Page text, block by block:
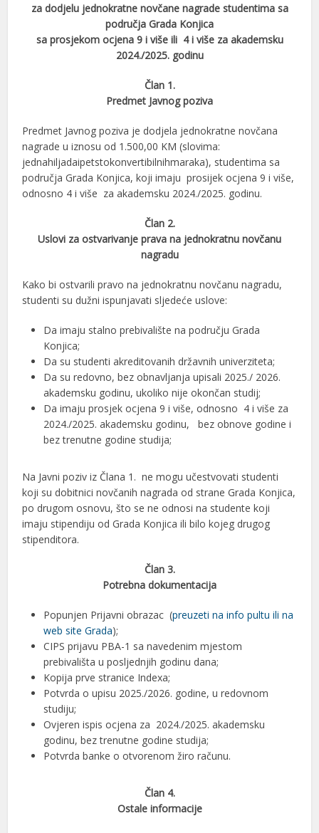
za dodjelu jednokratne novčane nagrade studentima sa
područja Grada Konjica
sa prosjekom ocjena 9 i više ili 4 i više za akademsku
2024./2025. godinu
Član 1.
Predmet Javnog poziva
Predmet Javnog poziva je dodjela jednokratne novčana
nagrade u iznosu od 1.500,00 KM (slovima:
jednahiljadaipetstokonvertibilnihmaraka), studentima sa
područja Grada Konjica, koji imaju prosijek ocjena 9 i više,
odnosno 4 i više za akademsku 2024./2025. godinu.
Član 2.
Uslovi za ostvarivanje prava na jednokratnu novčanu
nagradu
Kako bi ostvarili pravo na jednokratnu novčanu nagradu,
studenti su dužni ispunjavati sljedeće uslove:
Da imaju stalno prebivalište na području Grada
Konjica;
Da su studenti akreditovanih državnih univerziteta;
Da su redovno, bez obnavljanja upisali 2025./ 2026.
akademsku godinu, ukoliko nije okončan studij;
Da imaju prosjek ocjena 9 i više, odnosno 4 i više za
2024./2025. akademsku godinu, bez obnove godine i
bez trenutne godine studija;
Na Javni poziv iz Člana 1. ne mogu učestvovati studenti
koji su dobitnici novčanih nagrada od strane Grada Konjica,
po drugom osnovu, što se ne odnosi na studente koji
imaju stipendiju od Grada Konjica ili bilo kojeg drugog
stipenditora.
Član 3.
Potrebna dokumentacija
Popunjen Prijavni obrazac (preuzeti na info pultu ili na
web site Grada);
CIPS prijavu PBA-1 sa navedenim mjestom
prebivališta u posljednjih godinu dana;
Kopija prve stranice Indexa;
Potvrda o upisu 2025./2026. godine, u redovnom
studiju;
Ovjeren ispis ocjena za 2024./2025. akademsku
godinu, bez trenutne godine studija;
Potvrda banke o otvorenom žiro računu.
Član 4.
Ostale informacije